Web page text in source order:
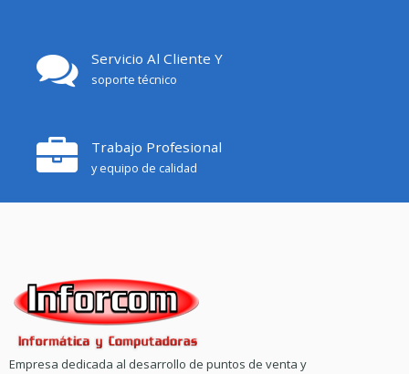
Servicio Al Cliente Y
soporte técnico
Trabajo Profesional
y equipo de calidad
Empresa dedicada al desarrollo de puntos de venta y